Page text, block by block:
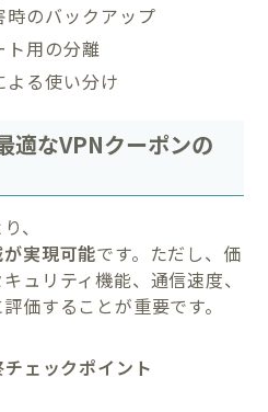
のバックアップ
ト用の分離
る使い分け
適なVPNクーポンの
、
実現可能です。ただし、価
ュリティ機能、通信速度、
価することが重要です。
ェックポイント